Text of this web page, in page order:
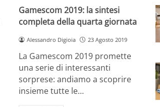
Gamescom 2019: la sintesi
completa della quarta giornata
Alessandro Digioia 23 Agosto 2019
La Gamescom 2019 promette
una serie di interessanti
sorprese: andiamo a scoprire
insieme tutte le…